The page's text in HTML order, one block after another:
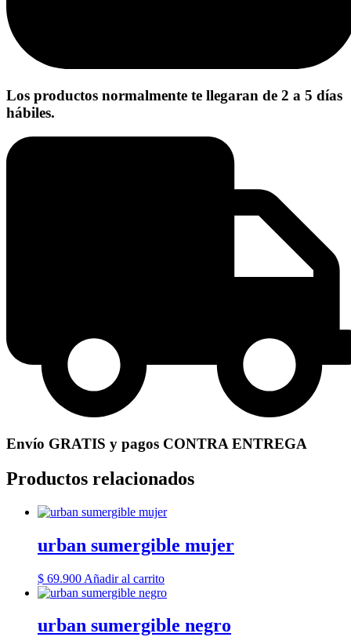
Los productos normalmente te llegaran de 2 a 5 días
hábiles.
Envío GRATIS y pagos CONTRA ENTREGA
Productos relacionados
urban sumergible mujer
$ 69.900 Añadir al carrito
urban sumergible negro